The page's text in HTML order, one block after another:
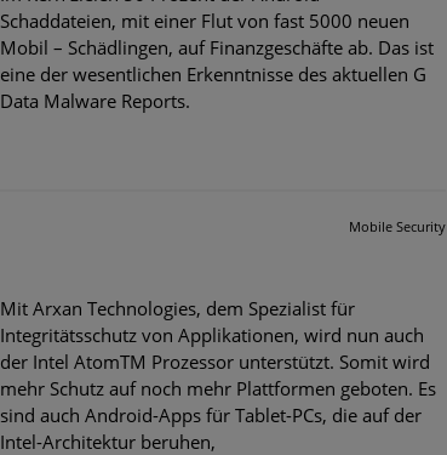
Schaddateien, mit einer Flut von fast 5000 neuen
Mobil – Schädlingen, auf Finanzgeschäfte ab. Das ist
eine der wesentlichen Erkenntnisse des aktuellen G
Data Malware Reports.
Mobile Security
Mit Arxan Technologies, dem Spezialist für
Integritätsschutz von Applikationen, wird nun auch
der Intel AtomTM Prozessor unterstützt. Somit wird
mehr Schutz auf noch mehr Plattformen geboten. Es
sind auch Android-Apps für Tablet-PCs, die auf der
Intel-Architektur beruhen,